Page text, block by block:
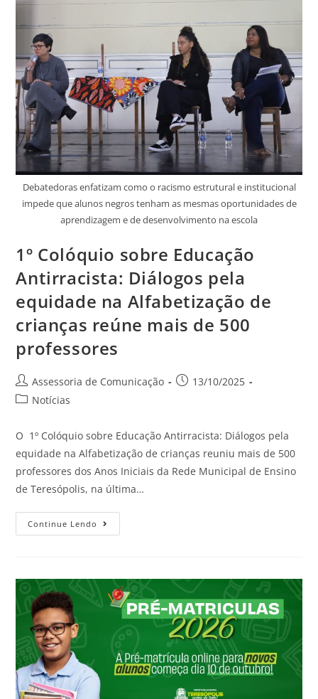
Debatedoras enfatizam como o racismo estrutural e institucional
impede que alunos negros tenham as mesmas oportunidades de
aprendizagem e de desenvolvimento na escola
1º Colóquio sobre Educação
Antirracista: Diálogos pela
equidade na Alfabetização de
crianças reúne mais de 500
professores
Assessoria de Comunicação
13/10/2025
Notícias
O 1º Colóquio sobre Educação Antirracista: Diálogos pela
equidade na Alfabetização de crianças reuniu mais de 500
professores dos Anos Iniciais da Rede Municipal de Ensino
de Teresópolis, na última…
Continue Lendo